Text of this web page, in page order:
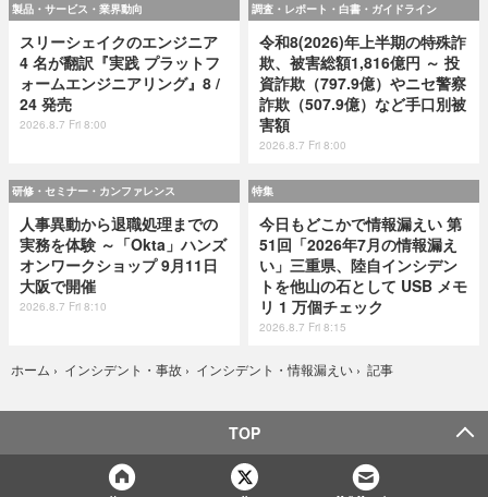
製品・サービス・業界動向
スリーシェイクのエンジニア
4 名が翻訳『実践 プラットフ
ォームエンジニアリング』8 /
24 発売
2026.8.7 Fri 8:00
調査・レポート・白書・ガイドライン
令和8(2026)年上半期の特殊詐
欺、被害総額1,816億円 ～ 投
資詐欺（797.9億）やニセ警察
詐欺（507.9億）など手口別被
害額
2026.8.7 Fri 8:00
研修・セミナー・カンファレンス
人事異動から退職処理までの
実務を体験 ～「Okta」ハンズ
オンワークショップ 9月11日
大阪で開催
2026.8.7 Fri 8:10
特集
今日もどこかで情報漏えい 第
51回「2026年7月の情報漏え
い」三重県、陸自インシデン
トを他山の石として USB メモ
リ 1 万個チェック
2026.8.7 Fri 8:15
ホーム › インシデント・事故 › インシデント・情報漏えい › 記事
TOP